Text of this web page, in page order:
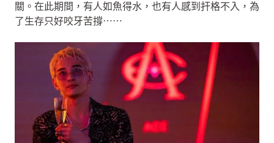
關。在此期間，有人如魚得水，也有人感到扞格不入，為
了生存只好咬牙苦撐⋯⋯